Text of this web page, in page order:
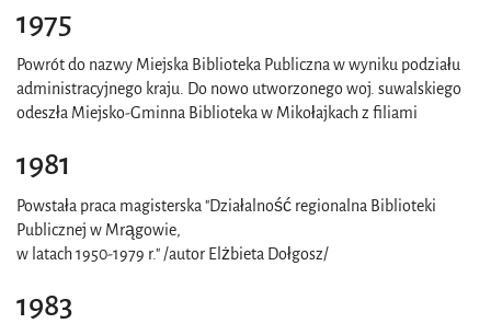
1975
Powrót do nazwy Miejska Biblioteka Publiczna w wyniku podziału
administracyjnego kraju. Do nowo utworzonego woj. suwalskiego
odeszła Miejsko-Gminna Biblioteka w Mikołajkach z filiami
1981
Powstała praca magisterska "Działalność regionalna Biblioteki
Publicznej w Mrągowie,
w latach 1950-1979 r." /autor Elżbieta Dołgosz/
1983